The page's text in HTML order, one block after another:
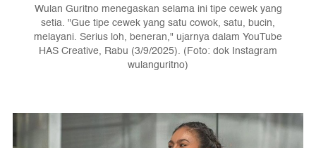
Wulan Guritno menegaskan selama ini tipe cewek yang
setia. "Gue tipe cewek yang satu cowok, satu, bucin,
melayani. Serius loh, beneran," ujarnya dalam YouTube
HAS Creative, Rabu (3/9/2025). (Foto: dok Instagram
wulanguritno)